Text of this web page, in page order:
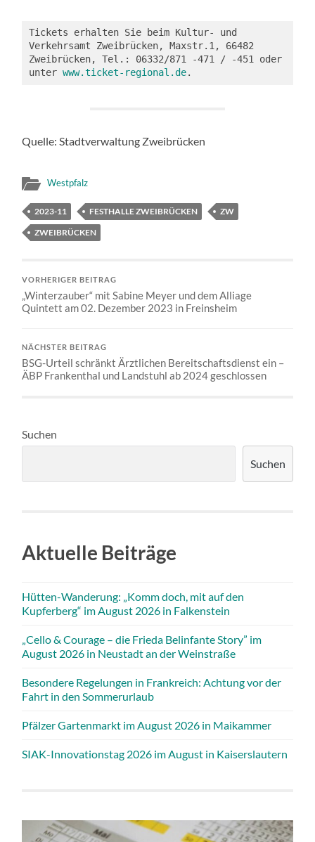
Tickets erhalten Sie beim Kultur- und
Verkehrsamt Zweibrücken, Maxstr.1, 66482
Zweibrücken, Tel.: 06332/871 -471 / -451 oder
unter www.ticket-regional.de.
Quelle: Stadtverwaltung Zweibrücken
Westpfalz
2023-11 FESTHALLE ZWEIBRÜCKEN
ZW
ZWEIBRÜCKEN
VORHERIGER BEITRAG
„Winterzauber“ mit Sabine Meyer und dem Alliage
Quintett am 02. Dezember 2023 in Freinsheim
NÄCHSTER BEITRAG
BSG-Urteil schränkt Ärztlichen Bereitschaftsdienst ein –
ÄBP Frankenthal und Landstuhl ab 2024 geschlossen
Suchen
Suchen
Aktuelle Beiträge
Hütten-Wanderung: „Komm doch, mit auf den
Kupferberg“ im August 2026 in Falkenstein
„Cello & Courage – die Frieda Belinfante Story” im
August 2026 in Neustadt an der Weinstraße
Besondere Regelungen in Frankreich: Achtung vor der
Fahrt in den Sommerurlaub
Pfälzer Gartenmarkt im August 2026 in Maikammer
SIAK-Innovationstag 2026 im August in Kaiserslautern